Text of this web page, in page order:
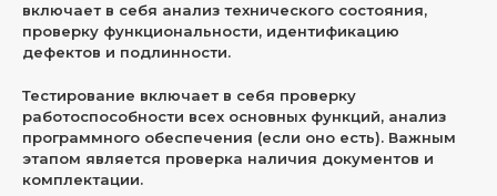
включает в себя анализ технического состояния,
проверку функциональности, идентификацию
дефектов и подлинности.
Тестирование включает в себя проверку
работоспособности всех основных функций, анализ
программного обеспечения (если оно есть). Важным
этапом является проверка наличия документов и
комплектации.